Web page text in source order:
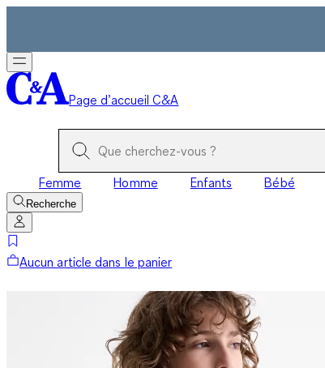
Page d’accueil C&A
Femme Homme Enfants Bébé
Recherche
Aucun article dans le panier